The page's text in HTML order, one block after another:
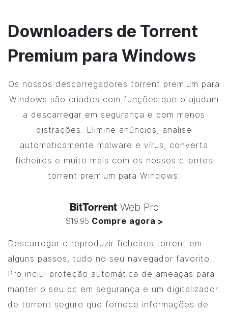
Downloaders de Torrent
Premium para Windows
Os nossos descarregadores torrent premium para
Windows são criados com funções que o ajudam
a descarregar em segurança e com menos
distrações. Elimine anúncios, analise
automaticamente malware e vírus, converta
ficheiros e muito mais com os nossos clientes
torrent premium para Windows.
BitTorrent Web Pro
$19.95 Compre agora >
Descarregar e reproduzir ficheiros torrent em
alguns passos, tudo no seu navegador favorito.
Pro inclui proteção automática de ameaças para
manter o seu pc em segurança e um digitalizador
de torrent seguro que fornece informações de